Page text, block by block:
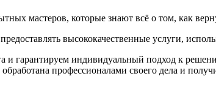
мастеров, которые знают всё о том, как
высококачественные услуги,
и гарантируем индивидуальный подход к
профессионалами своего дела и